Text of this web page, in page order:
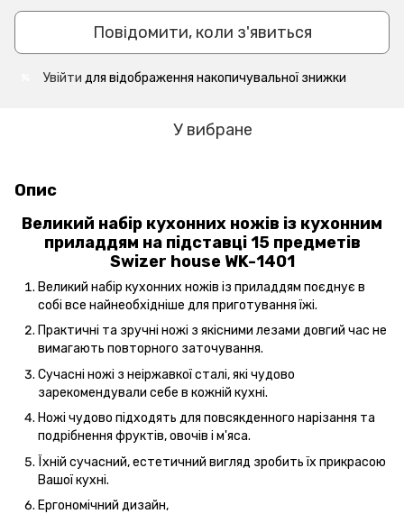
Повідомити, коли з'явиться
Увійти для відображення накопичувальної знижки
У вибране
Опис
Великий набір кухонних ножів із кухонним
приладдям на підставці 15 предметів
Swizer house WK-1401
Великий набір кухонних ножів із приладдям поєднує в
собі все найнеобхідніше для приготування їжі.
Практичні та зручні ножі з якісними лезами довгий час не
вимагають повторного заточування.
Сучасні ножі з неіржавкої сталі, які чудово
зарекомендували себе в кожній кухні.
Ножі чудово підходять для повсякденного нарізання та
подрібнення фруктів, овочів і м'яса.
Їхній сучасний, естетичний вигляд зробить їх прикрасою
Вашої кухні.
Ергономічний дизайн,